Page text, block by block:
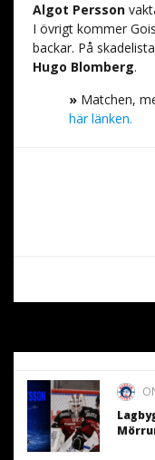
Algot Persson
I övrigt kommer
backar. På
Hugo Blomberg.
»Matchen,
här länken.